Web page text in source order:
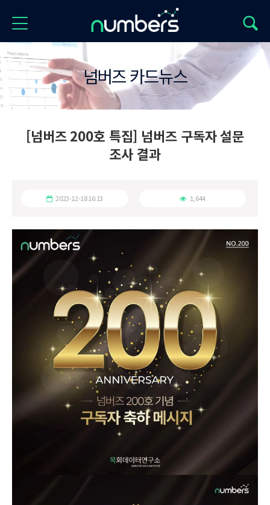
넘버즈 카드뉴스
[넘버즈 200호 특집] 넘버즈 구독자 설문
조사 결과
2023-12-18 16:13 1,644